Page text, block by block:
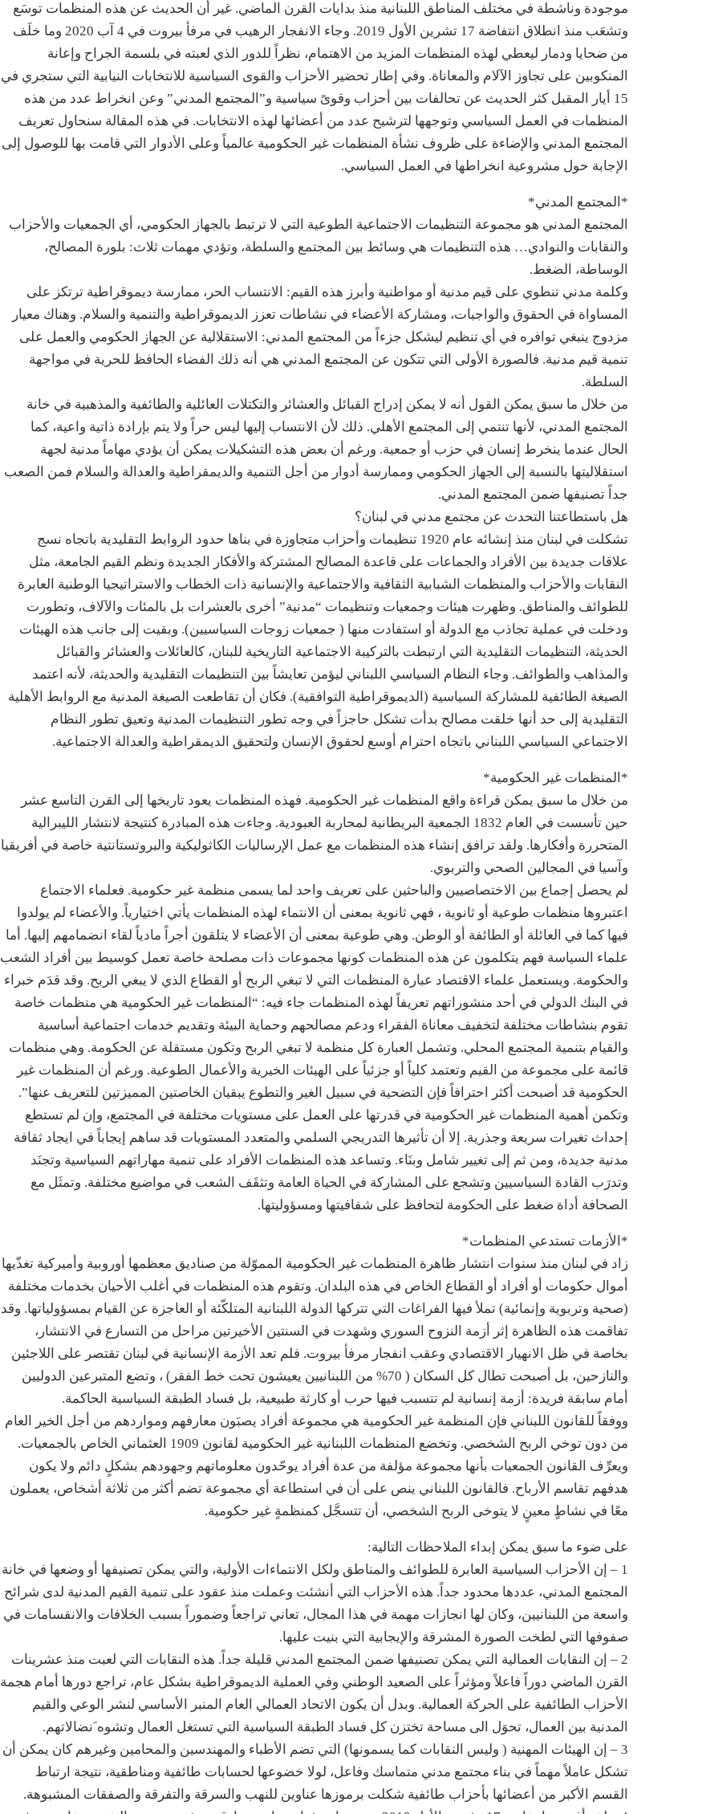
موجودة وناشطة في مختلف المناطق اللبنانية منذ بدايات القرن الماضي. غير أن الحديث عن هذه المنظمات توسَع
وتشعَب منذ انطلاق انتفاضة 17 تشرين الأول 2019. وجاء الانفجار الرهيب في مرفأ بيروت في 4 آب 2020 وما خلَف
من ضحايا ودمار ليعطي لهذه المنظمات المزيد من الاهتمام، نظراً للدور الذي لعبته في بلسمة الجراح وإعانة
المنكوبين على تجاوز الآلام والمعاناة. وفي إطار تحضير الأحزاب والقوى السياسية للانتخابات النيابية التي ستجري في
15 أيار المقبل كثر الحديث عن تحالفات بين أحزاب وقوىً سياسية و”المجتمع المدني” وعن انخراط عدد من هذه
المنظمات في العمل السياسي وتوجهها لترشيح عدد من أعضائها لهذه الانتخابات. في هذه المقالة سنحاول تعريف
المجتمع المدني والإضاءة على ظروف نشأة المنظمات غير الحكومية عالمياً وعلى الأدوار التي قامت بها للوصول إلى
الإجابة حول مشروعية انخراطها في العمل السياسي.
*المجتمع المدني*
المجتمع المدني هو مجموعة التنظيمات الاجتماعية الطوعية التي لا ترتبط بالجهاز الحكومي، أي الجمعيات والأحزاب
والنقابات والنوادي… هذه التنظيمات هي وسائط بين المجتمع والسلطة، وتؤدي مهمات ثلاث: بلورة المصالح،
الوساطة، الضغط.
وكلمة مدني تنطوي على قيم مدنية أو مواطنية وأبرز هذه القيم: الانتساب الحر، ممارسة ديموقراطية ترتكز على
المساواة في الحقوق والواجبات، ومشاركة الأعضاء في نشاطات تعزز الديموقراطية والتنمية والسلام. وهناك معيار
مزدوج ينبغي توافره في أي تنظيم ليشكل جزءاً من المجتمع المدني: الاستقلالية عن الجهاز الحكومي والعمل على
تنمية قيم مدنية. فالصورة الأولى التي تتكون عن المجتمع المدني هي أنه ذلك الفضاء الحافظ للحرية في مواجهة
السلطة.
من خلال ما سبق يمكن القول أنه لا يمكن إدراج القبائل والعشائر والتكتلات العائلية والطائفية والمذهبية في خانة
المجتمع المدني، لأنها تنتمي إلى المجتمع الأهلي. ذلك لأن الانتساب إليها ليس حراً ولا يتم بإرادة ذاتية واعية، كما
الحال عندما ينخرط إنسان في حزب أو جمعية. ورغم أن بعض هذه التشكيلات يمكن أن يؤدي مهاماً مدنية لجهة
استقلاليتها بالنسبة إلى الجهاز الحكومي وممارسة أدوار من أجل التنمية والديمقراطية والعدالة والسلام فمن الصعب
جداً تصنيفها ضمن المجتمع المدني.
هل باستطاعتنا التحدث عن مجتمع مدني في لبنان؟
تشكلت في لبنان منذ إنشائه عام 1920 تنظيمات وأحزاب متجاوزة في بناها حدود الروابط التقليدية باتجاه نسج
علاقات جديدة بين الأفراد والجماعات على قاعدة المصالح المشتركة والأفكار الجديدة ونظم القيم الجامعة، مثل
النقابات والأحزاب والمنظمات الشبابية الثقافية والاجتماعية والإنسانية ذات الخطاب والاستراتيجيا الوطنية العابرة
للطوائف والمناطق. وظهرت هيئات وجمعيات وتنظيمات “مدنية” أخرى بالعشرات بل بالمئات والآلاف، وتطورت
ودخلت في عملية تجاذب مع الدولة أو استفادت منها ( جمعيات زوجات السياسيين). وبقيت إلى جانب هذه الهيئات
الحديثة، التنظيمات التقليدية التي ارتبطت بالتركيبة الاجتماعية التاريخية للبنان، كالعائلات والعشائر والقبائل
والمذاهب والطوائف. وجاء النظام السياسي اللبناني ليؤمن تعايشاً بين التنظيمات التقليدية والحديثة، لأنه اعتمد
الصيغة الطائفية للمشاركة السياسية (الديموقراطية التوافقية). فكان أن تقاطعت الصيغة المدنية مع الروابط الأهلية
التقليدية إلى حد أنها خلقت مصالح بدأت تشكل حاجزاً في وجه تطور التنظيمات المدنية وتعيق تطور النظام
الاجتماعي السياسي اللبناني باتجاه احترام أوسع لحقوق الإنسان ولتحقيق الديمقراطية والعدالة الاجتماعية.
*المنظمات غير الحكومية*
من خلال ما سبق يمكن قراءة واقع المنظمات غير الحكومية. فهذه المنظمات يعود تاريخها إلى القرن التاسع عشر
حين تأسست في العام 1832 الجمعية البريطانية لمحاربة العبودية. وجاءت هذه المبادرة كنتيجة لانتشار الليبرالية
المتحررة وأفكارها. ولقد ترافق إنشاء هذه المنظمات مع عمل الإرساليات الكاثوليكية والبروتستانتية خاصة في أفريقيا
وآسيا في المجالين الصحي والتربوي.
لم يحصل إجماع بين الاختصاصيين والباحثين على تعريف واحد لما يسمى منظمة غير حكومية. فعلماء الاجتماع
اعتبروها منظمات طوعية أو ثانوية ، فهي ثانوية بمعنى أن الانتماء لهذه المنظمات يأتي اختيارياً. والأعضاء لم يولدوا
فيها كما في العائلة أو الطائفة أو الوطن. وهي طوعية بمعنى أن الأعضاء لا يتلقون أجراً مادياً لقاء انضمامهم إليها. أما
علماء السياسة فهم يتكلمون عن هذه المنظمات كونها مجموعات ذات مصلحة خاصة تعمل كوسيط بين أفراد الشعب
والحكومة. ويستعمل علماء الاقتصاد عبارة المنظمات التي لا تبغي الربح أو القطاع الذي لا يبغي الربح. وقد قدَم خبراء
في البنك الدولي في أحد منشوراتهم تعريفاً لهذه المنظمات جاء فيه: “المنظمات غير الحكومية هي منظمات خاصة
تقوم بنشاطات مختلفة لتخفيف معاناة الفقراء ودعم مصالحهم وحماية البيئة وتقديم خدمات اجتماعية أساسية
والقيام بتنمية المجتمع المحلي. وتشمل العبارة كل منظمة لا تبغي الربح وتكون مستقلة عن الحكومة. وهي منظمات
قائمة على مجموعة من القيم وتعتمد كلياً أو جزئياً على الهيئات الخيرية والأعمال الطوعية. ورغم أن المنظمات غير
الحكومية قد أصبحت أكثر احترافاً فإن التضحية في سبيل الغير والتطوع يبقيان الخاصتين المميزتين للتعريف عنها”.
وتكمن أهمية المنظمات غير الحكومية في قدرتها على العمل على مستويات مختلفة في المجتمع، وإن لم تستطع
إحداث تغيرات سريعة وجذرية. إلا أن تأثيرها التدريجي السلمي والمتعدد المستويات قد ساهم إيجاباً في ايجاد ثقافة
مدنية جديدة، ومن ثم إلى تغيير شامل وبنَاء. وتساعد هذه المنظمات الأفراد على تنمية مهاراتهم السياسية وتجنَد
وتدرَب القادة السياسيين وتشجع على المشاركة في الحياة العامة وتثقَف الشعب في مواضيع مختلفة. وتمثَل مع
الصحافة أداة ضغط على الحكومة لتحافظ على شفافيتها ومسؤوليتها.
*الأزمات تستدعي المنظمات*
زاد في لبنان منذ سنوات انتشار ظاهرة المنظمات غير الحكومية المموّلة من صناديق معظمها أوروبية وأميركية تغذّيها
أموال حكومات أو أفراد أو القطاع الخاص في هذه البلدان. وتقوم هذه المنظمات في أغلب الأحيان بخدمات مختلفة
(صحية وتربوية وإنمائية) تملأ فيها الفراغات التي تتركها الدولة اللبنانية المتلكّئة أو العاجزة عن القيام بمسؤولياتها. وقد
تفاقمت هذه الظاهرة إثر أزمة النزوح السوري وشهدت في السنتين الأخيرتين مراحل من التسارع في الانتشار،
بخاصة في ظل الانهيار الاقتصادي وعقب انفجار مرفأ بيروت. فلم تعد الأزمة الإنسانية في لبنان تقتصر على اللاجئين
والنازحين، بل أصبحت تطال كل السكان ( 70% من اللبنانيين يعيشون تحت خط الفقر) ، وتضع المتبرعين الدوليين
أمام سابقة فريدة: أزمة إنسانية لم تتسبب فيها حرب أو كارثة طبيعية، بل فساد الطبقة السياسية الحاكمة.
ووفقاً للقانون اللبناني فإن المنظمة غير الحكومية هي مجموعة أفراد يصبَون معارفهم ومواردهم من أجل الخير العام
من دون توخي الربح الشخصي. وتخضع المنظمات اللبنانية غير الحكومية لقانون 1909 العثماني الخاص بالجمعيات.
ويعرِّف القانون الجمعيات بأنها مجموعة مؤلفة من عدة أفراد يوحّدون معلوماتهم وجهودهم بشكلٍ دائم ولا يكون
هدفهم تقاسم الأرباح. فالقانون اللبناني ينص على أن في استطاعة أي مجموعة تضم أكثر من ثلاثة أشخاص، يعملون
معًا في نشاطٍ معينٍ لا يتوخى الربح الشخصي، أن تتسجَّل كمنظمةٍ غير حكومية.
على ضوء ما سبق يمكن إبداء الملاحظات التالية:
1 – إن الأحزاب السياسية العابرة للطوائف والمناطق ولكل الانتماءات الأولية، والتي يمكن تصنيفها أو وضعها في خانة
المجتمع المدني، عددها محدود جداً. هذه الأحزاب التي أنشئت وعملت منذ عقود على تنمية القيم المدنية لدى شرائح
واسعة من اللبنانيين، وكان لها انجازات مهمة في هذا المجال، تعاني تراجعاً وضموراً بسبب الخلافات والانقسامات في
صفوفها التي لطخت الصورة المشرقة والإيجابية التي بنيت عليها.
2 – إن النقابات العمالية التي يمكن تصنيفها ضمن المجتمع المدني قليلة جداً. هذه النقابات التي لعبت منذ عشرينات
القرن الماضي دوراً فاعلاً ومؤثراً على الصعيد الوطني وفي العملية الديموقراطية بشكل عام، تراجع دورها أمام هجمة
الأحزاب الطائفية على الحركة العمالية. وبدل أن يكون الاتحاد العمالي العام المنبر الأساسي لنشر الوعي والقيم
المدنية بين العمال، تحوَل الى مساحة تختزن كل فساد الطبقة السياسية التي تستغل العمال وتشوه َنضالاتهم.
3 – إن الهيئات المهنية ( وليس النقابات كما يسمونها) التي تضم الأطباء والمهندسين والمحامين وغيرهم كان يمكن أن
تشكل عاملاً مهماً في بناء مجتمع مدني متماسك وفاعل، لولا خضوعها لحسابات طائفية ومناطقية، نتيجة ارتباط
القسم الأكبر من أعضائها بأحزاب طائفية شكلت برموزها عناوين للنهب والسرقة والتفرقة والصفقات المشبوهة.